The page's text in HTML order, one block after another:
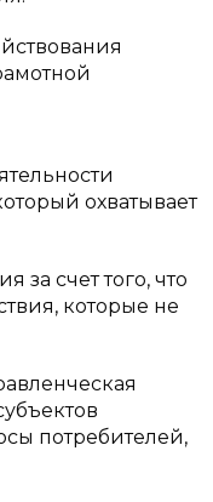
охватывает
счет того, что
которые не
потребителей,